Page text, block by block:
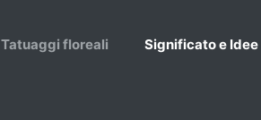
Tatuaggi floreali Significato e Idee